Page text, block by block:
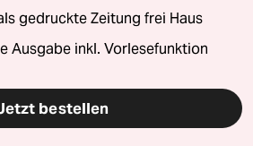
gedruckte Zeitung frei Haus
Ausgabe inkl. Vorlesefunktion
bestellen